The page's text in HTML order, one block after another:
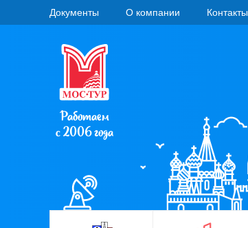
Документы О компании Контакты
Работаем
с 2006 года